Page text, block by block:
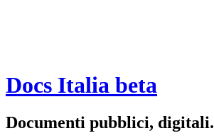
Docs Italia beta
Documenti pubblici, digitali.